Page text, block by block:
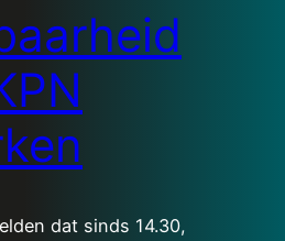
dat sinds 14.30,